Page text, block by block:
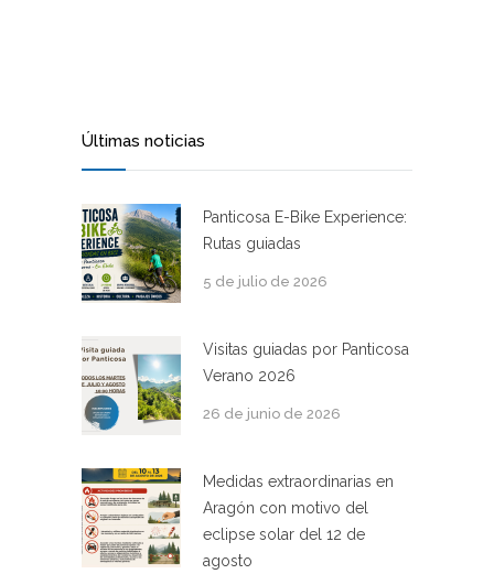
Últimas noticias
Panticosa E-Bike Experience:
Rutas guiadas
5 de julio de 2026
Visitas guiadas por Panticosa
Verano 2026
26 de junio de 2026
Medidas extraordinarias en
Aragón con motivo del
eclipse solar del 12 de
agosto